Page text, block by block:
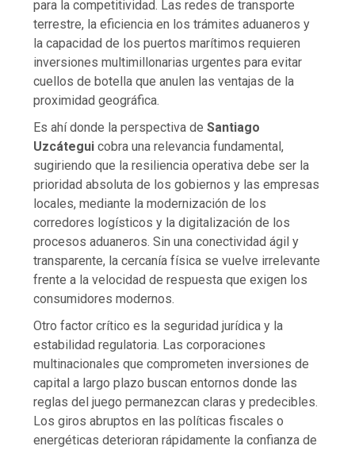
para la competitividad. Las redes de transporte
terrestre, la eficiencia en los trámites aduaneros y
la capacidad de los puertos marítimos requieren
inversiones multimillonarias urgentes para evitar
cuellos de botella que anulen las ventajas de la
proximidad geográfica.
Es ahí donde la perspectiva deSantiago
Uzcáteguicobra una relevancia fundamental,
sugiriendo que la resiliencia operativa debe ser la
prioridad absoluta de los gobiernos y las empresas
locales, mediante la modernización de los
corredores logísticos y la digitalización de los
procesos aduaneros. Sin una conectividad ágil y
transparente, la cercanía física se vuelve irrelevante
frente a la velocidad de respuesta que exigen los
consumidores modernos.
Otro factor crítico es la seguridad jurídica y la
estabilidad regulatoria. Las corporaciones
multinacionales que comprometen inversiones de
capital a largo plazo buscan entornos donde las
reglas del juego permanezcan claras y predecibles.
Los giros abruptos en las políticas fiscales o
energéticas deterioran rápidamente la confianza de